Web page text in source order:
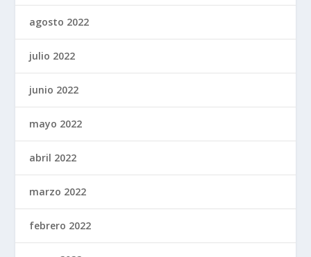
agosto 2022
julio 2022
junio 2022
mayo 2022
abril 2022
marzo 2022
febrero 2022